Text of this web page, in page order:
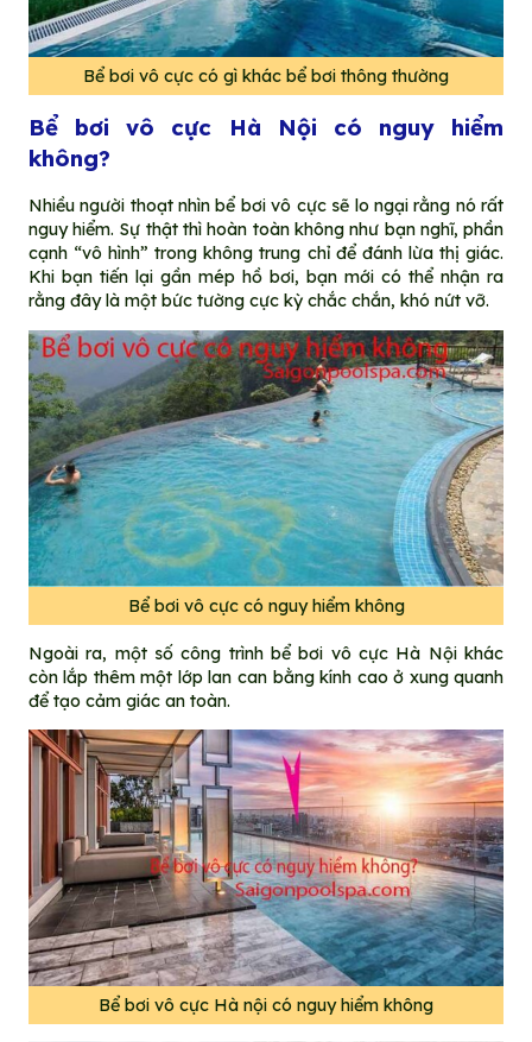
Bể bơi vô cực có gì khác bể bơi thông thường
Bể bơi vô cực Hà Nội có nguy hiểm
không?
Nhiều người thoạt nhìn bể bơi vô cực sẽ lo ngại rằng nó rất
nguy hiểm. Sự thật thì hoàn toàn không như bạn nghĩ, phần
cạnh “vô hình” trong không trung chỉ để đánh lừa thị giác.
Khi bạn tiến lại gần mép hồ bơi, bạn mới có thể nhận ra
rằng đây là một bức tường cực kỳ chắc chắn, khó nứt vỡ.
Bể bơi vô cực có nguy hiểm không
Ngoài ra, một số công trình bể bơi vô cực Hà Nội khác
còn lắp thêm một lớp lan can bằng kính cao ở xung quanh
để tạo cảm giác an toàn.
Bể bơi vô cực Hà nội có nguy hiểm không